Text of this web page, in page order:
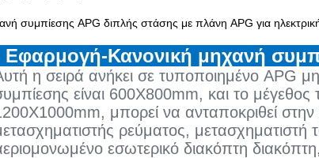
συμπίεσης APG διπλής στάσης με πλάνη APG για
Εφαρμογή-Κανονική μηχανή
η σειρά ανήκει σε τυποποιημένο APG
είναι 600X800mm, και το
μπορεί να ανταποκριθεί
ρεύματος,
εσωτερικό διακόπτη